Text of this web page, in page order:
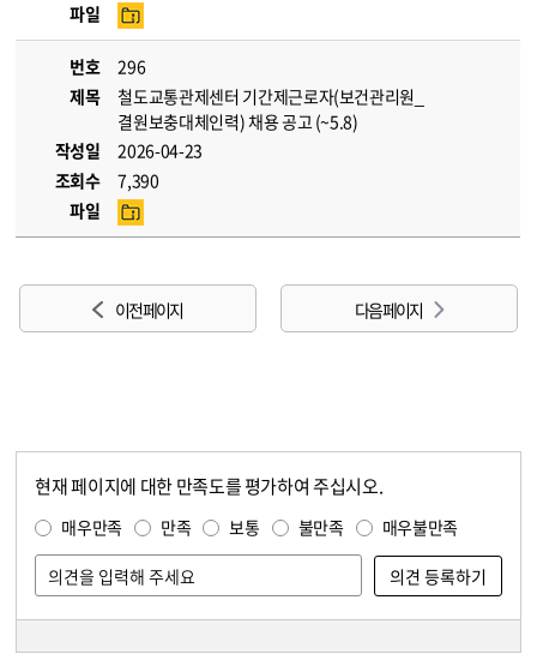
파일
번호
296
제목
철도교통관제센터 기간제근로자(보건관리원_
결원보충대체인력) 채용 공고 (~5.8)
작성일
2026-04-23
조회수
7,390
파일
이전 페이지 다음 페이지
현재 페이지에 대한 만족도를 평가하여 주십시오.
매우만족 만족 보통 불만족 매우불만족